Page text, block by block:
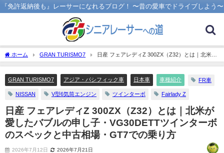
『免許返納後も』レーサーになれるブログ！ 〜昔の愛車でドライブしよう〜
ホーム GRAN TURISMO7
日産 フェアレディZ 300ZX（Z32）とは｜北米が
愛したバブルの申し子・VG30DETTツインターボのスペックと中古相場・GT7での乗
GRAN TURISMO7
アジア・パシフィック車 日本車 車種紹介 FR車
NISSAN V型6気筒エンジン ツインターボ Fairlady Z
日産 フェアレディZ 300ZX（Z32）とは｜北米が
愛したバブルの申し子・VG30DETTツインターボ
のスペックと中古相場・GT7での乗り方
2026年7月12日 2026年7月21日